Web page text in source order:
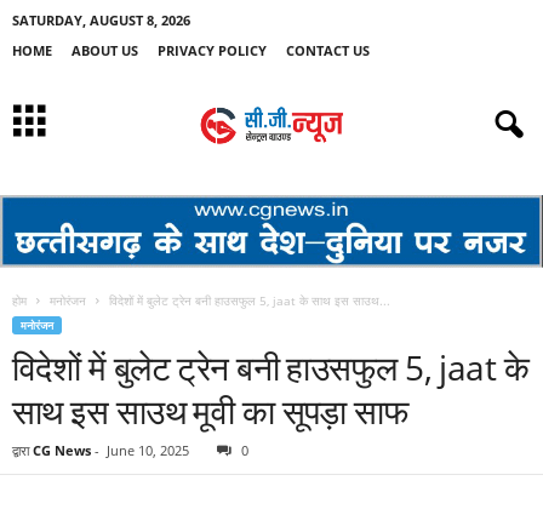
SATURDAY, AUGUST 8, 2026
HOME
ABOUT US PRIVACY POLICY CONTACT US
होम मनोरंजन विदेशों में बुलेट ट्रेन बनी हाउसफुल 5, jaat के साथ इस साउथ...
मनोरंजन
विदेशों में बुलेट ट्रेन बनी हाउसफुल 5, jaat के
साथ इस साउथ मूवी का सूपड़ा साफ
द्वारा CG News - June 10, 2025 0